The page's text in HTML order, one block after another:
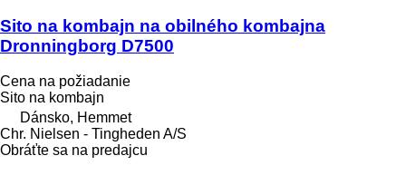
Sito na kombajn na obilného kombajna
Dronningborg D7500
Cena na požiadanie
Sito na kombajn
Dánsko, Hemmet
Chr. Nielsen - Tingheden A/S
Obráťte sa na predajcu